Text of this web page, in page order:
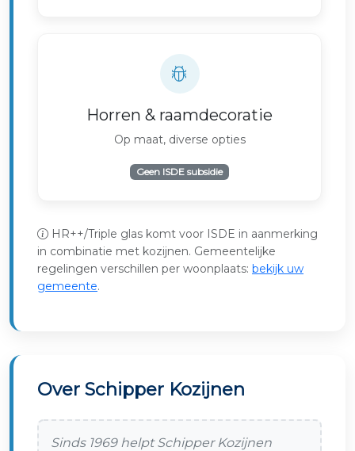
Horren & raamdecoratie
Op maat, diverse opties
Geen ISDE subsidie
HR++/Triple glas komt voor ISDE in aanmerking
in combinatie met kozijnen. Gemeentelijke
regelingen verschillen per woonplaats: bekijk uw
gemeente.
Over Schipper Kozijnen
Sinds 1969 helpt Schipper Kozijnen